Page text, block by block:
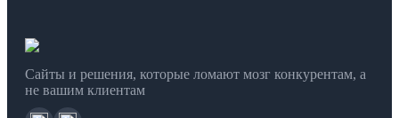
Сайты и решения, которые ломают мозг конкурентам, а
не вашим клиентам